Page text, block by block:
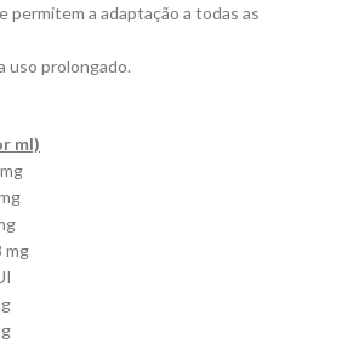
permitem a adaptação a todas as
uso prolongado.
ml)
mg